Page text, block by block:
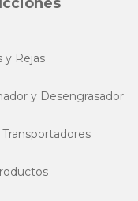
y Rejas
y Desengrasador